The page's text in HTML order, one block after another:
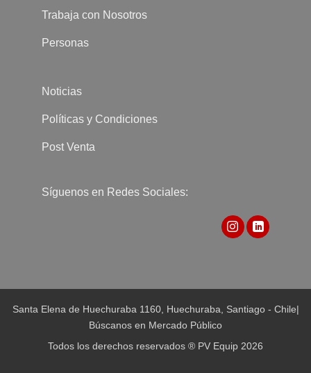
Trabaja con Nosotros
Personas
Noticias
Políticas y Condiciones
Post Venta
Síguenos en Redes Sociales:
Santa Elena de Huechuraba 1160, Huechuraba, Santiago - Chile|
Búscanos en Mercado Público
Todos los derechos reservados ® PV Equip 2026